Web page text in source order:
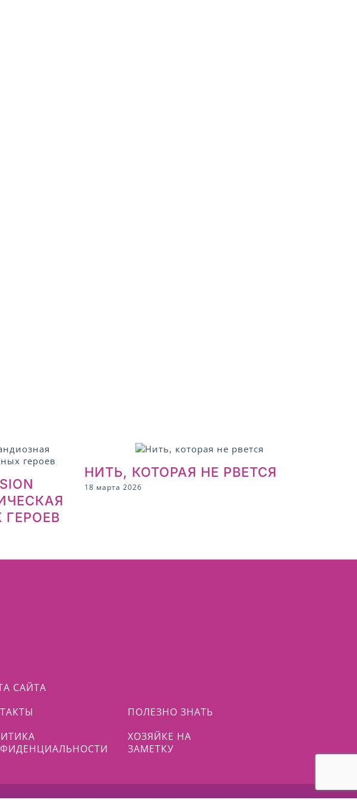
НИТЬ, КОТОРАЯ НЕ РВЕТСЯ
18 марта 2026
САЙТА
ПОЛЕЗНО ЗНАТЬ
ХОЗЯЙКЕ НА
ЗАМЕТКУ